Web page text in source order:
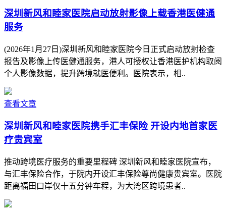
深圳新风和睦家医院启动放射影像上载香港医健通
服务
(2026年1月27日)深圳新风和睦家医院今日正式启动放射检查
报告及影像上传医健通服务，港人可授权让香港医护机构取阅
个人影像数据，提升跨境就医便利。医院表示，相..
查看文章
深圳新风和睦家医院携手汇丰保险 开设内地首家医
疗贵宾室
推动跨境医疗服务的重要里程碑 深圳新风和睦家医院宣布，
与汇丰保险合作，于院内开设汇丰保险尊尚健康贵宾室。医院
距离福田口岸仅十五分钟车程，为大湾区跨境患者..